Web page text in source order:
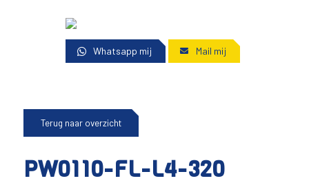
Whatsapp mij Mail mij
Terug naar overzicht
PW0110-FL-L4-320